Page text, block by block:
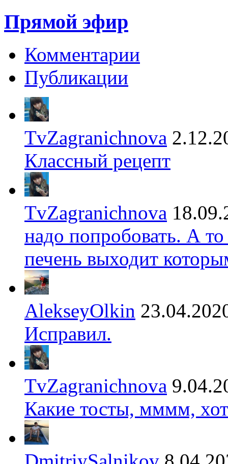
Прямой эфир
Комментарии
Публикации
TvZagranichnova
Классный рецепт
TvZagranichnova
надо попробовать. А
печень выходит
AlekseyOlkin
Исправил.
TvZagranichnova
Какие тосты, мммм,